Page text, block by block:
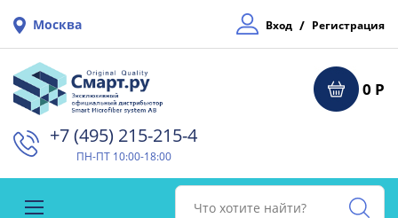
Москва Вход / Регистрация
0 Р
+7 (495) 215-215-4⁠
ПН-ПТ 10:00-18:00